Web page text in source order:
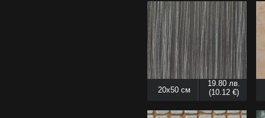
20x50 см
19.80 лв.
(10.12 €)